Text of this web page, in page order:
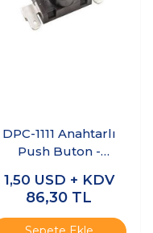
DPC-1111 Anahtarlı
Push Buton -
1,50 USD + KDV
86,30 TL